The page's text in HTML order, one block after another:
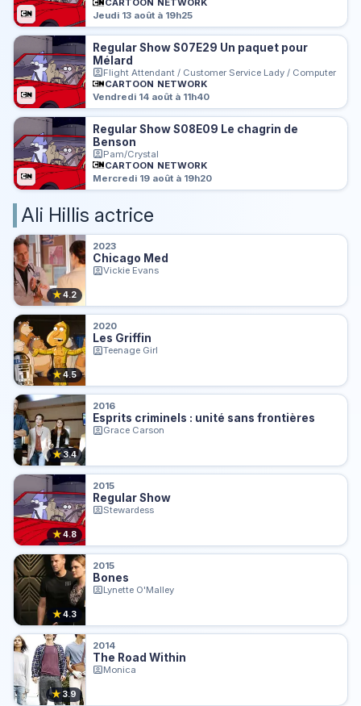
CARTOON NETWORK
Jeudi 13 août à 19h25
Regular Show S07E29 Un paquet pour
Mélard
Flight Attendant / Customer Service Lady / Computer
CARTOON NETWORK
Vendredi 14 août à 11h40
Regular Show S08E09 Le chagrin de
Benson
Pam/Crystal
CARTOON NETWORK
Mercredi 19 août à 19h20
Ali Hillis actrice
★4.2
2023
Chicago Med
Vickie Evans
★4.5
2020
Les Griffin
Teenage Girl
★3.4
2016
Esprits criminels : unité sans frontières
Grace Carson
★4.8
2015
Regular Show
Stewardess
★4.3
2015
Bones
Lynette O'Malley
★3.9
2014
The Road Within
Monica